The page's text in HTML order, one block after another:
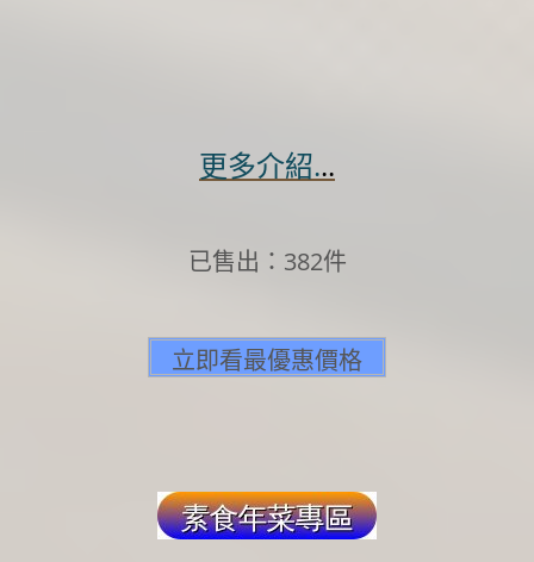
更多介紹...
已售出：382件